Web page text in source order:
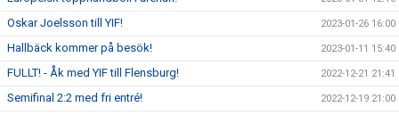
Oskar Joelsson till YIF! 2023-01-26 16:00
Hallbäck kommer på besök! 2023-01-11 15:40
FULLT! - Åk med YIF till Flensburg! 2022-12-21 21:41
Semifinal 2:2 med fri entré! 2022-12-19 21:00